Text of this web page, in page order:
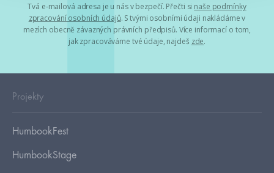
Tvá e-mailová adresa je u nás v bezpečí. Přečti si naše podmínky
zpracování osobních údajů. S tvými osobními údaji nakládáme v
mezích obecně závazných právních předpisů. Více informací o tom,
jak zpracováváme tvé údaje, najdeš zde.
Projekty
HumbookFest
HumbookStage